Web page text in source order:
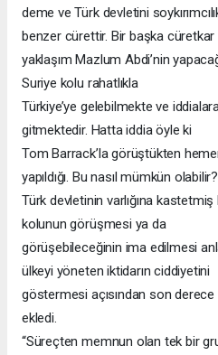
deme ve Türk devletini
benzer cürettir. Bir başka cüretkar
yaklaşım Mazlum Abdi’nin
Suriye kolu rahatlıkla
Türkiye’ye gelebilmekte ve
gitmektedir. Hatta iddia öyle ki
Tom Barrack’la görüştükten
yapıldığı. Bu nasıl mümkün olabilir?
Türk devletinin varlığına
kolunun görüşmesi ya da
görüşebileceğinin ima edilmesi
ülkeyi yöneten iktidarın ciddiyetini
göstermesi açısından son
ekledi.
“Süreçten memnun olan tek bir